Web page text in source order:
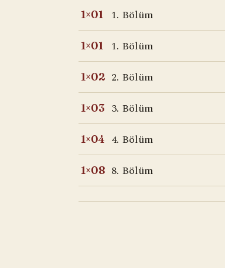
1×01 1. Bölüm
1×01 1. Bölüm
1×02 2. Bölüm
1×03 3. Bölüm
1×04 4. Bölüm
1×08 8. Bölüm